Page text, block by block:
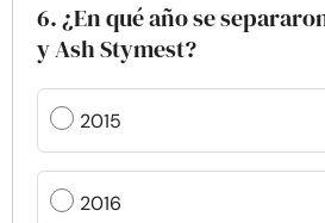
6. ¿En qué año se
y Ash Stymest?
2015
2016